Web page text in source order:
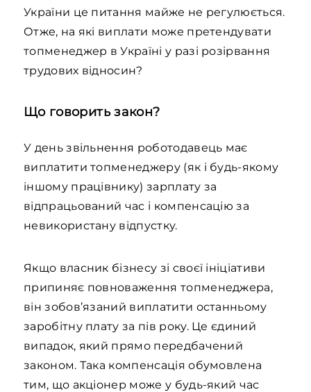
України це питання майже не регулюється.
Отже, на які виплати може претендувати
топменеджер в Україні у разі розірвання
трудових відносин?
Що говорить закон?
У день звільнення роботодавець має
виплатити топменеджеру (як і будь-якому
іншому працівнику) зарплату за
відпрацьований час і компенсацію за
невикористану відпустку.
Якщо власник бізнесу зі своєї ініціативи
припиняє повноваження топменеджера,
він зобов’язаний виплатити останньому
заробітну плату за пів року. Це єдиний
випадок, який прямо передбачений
законом. Така компенсація обумовлена
тим, що акціонер може у будь-який час